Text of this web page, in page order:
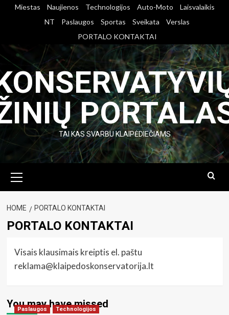
Miestas Naujienos Technologijos Auto-Moto
Laisvalaikis
NT
Paslaugos Sportas Sveikata
Verslas
PORTALO KONTAKTAI
TAI KAS SVARBU KLAIPĖDIEČIAMS
Menu
HOME PORTALO KONTAKTAI
PORTALO KONTAKTAI
Visais klausimais kreiptis el. paštu
reklama@klaipedoskonservatorija.lt
You may have missed
Paslaugos Technologijos